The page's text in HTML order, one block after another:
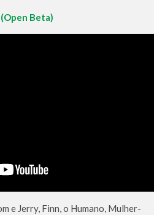
Beta)
e Jerry, Finn, o Humano, Mulher-